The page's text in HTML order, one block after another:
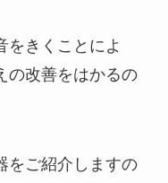
をきくことによ
の改善をはかるの
をご紹介しますの